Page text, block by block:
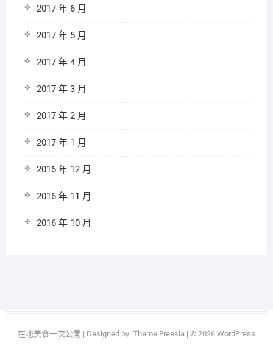
2017 年 6 月
2017 年 5 月
2017 年 4 月
2017 年 3 月
2017 年 2 月
2017 年 1 月
2016 年 12 月
2016 年 11 月
2016 年 10 月
在地美食一次公開 | Designed by: Theme Freesia| © 2026 WordPress